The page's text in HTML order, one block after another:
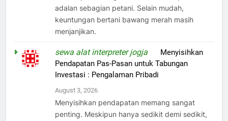
adalan sebagian petani. Selain mudah,
keuntungan bertani bawang merah masih
menjanjikan.
sewa alat interpreter jogja
Menyisihkan
Pendapatan Pas-Pasan untuk Tabungan
Investasi : Pengalaman Pribadi
August 3, 2026
Menyisihkan pendapatan memang sangat
penting. Meskipun hanya sedikit demi sedikit,